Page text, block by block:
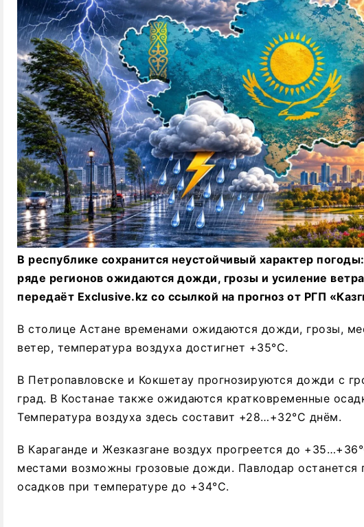
В республике сохранится неустойчивый характер
ряде регионов ожидаются дожди, грозы и усиление
передаёт Exclusive.kz со ссылкой на прогноз от РГП
В столице Астане временами ожидаются дожди, грозы,
ветер, температура воздуха достигнет +35°C.
В Петропавловске и Кокшетау прогнозируются дожди с
град. В Костанае также ожидаются кратковременные
Температура воздуха здесь составит +28…+32°C днём.
В Караганде и Жезказгане воздух прогреется до
местами возможны грозовые дожди. Павлодар останется
осадков при температуре до +34°C.